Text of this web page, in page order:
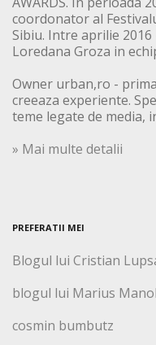
coordonator al
Sibiu. Intre aprilie
Loredana Groza in
Owner urban,ro -
creeaza experiente.
teme legate de media,
» Mai multe detalii
PREFERATII MEI
Blogul lui Cristian
blogul lui Marius
cosmin bumbutz